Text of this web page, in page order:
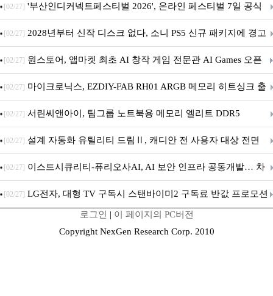
퍼 대기
[02/27] '부산인디커넥트페스티벌 2026', 온라인 페스티벌 7일 공식
개막... 22일간 진행
[02/27] 2028년부터 신작 디스크 없다, 소니 PS5 신규 패키지에 경고
문 추가
[02/27] 원스토어, 앱마켓 최초 AI 창작 게임 전문관 AI Games 오픈
[02/27] 마이크로닉스, EZDIY-FAB RH01 ARGB 메모리 히트싱크 출
시
[02/27] 서린씨앤아이, 팀그룹 노트북용 메모리 엘리트 DDR5
5600MHz 16GB 출시
[02/27] 설계 자동화 유틸리티 드림Ⅱ, 캐디안 전 사용자 대상 전면
무상 배포
[02/27] 이스트시큐리티-퓨리오사AI, AI 보안 인프라 공동개발… 차
세대 AI 보안 플랫폼 구축
[02/27] LG전자, 대형 TV 구독시 스탠바이미2 구독료 반값 프로모션
로그인 | 이 페이지의 PC버전
Copyright NexGen Research Corp. 2010